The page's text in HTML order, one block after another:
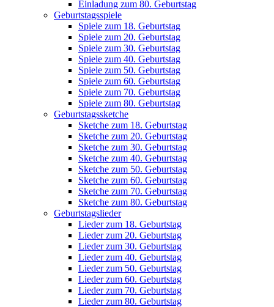
Einladung zum 80. Geburtstag
Geburtstagsspiele
Spiele zum 18. Geburtstag
Spiele zum 20. Geburtstag
Spiele zum 30. Geburtstag
Spiele zum 40. Geburtstag
Spiele zum 50. Geburtstag
Spiele zum 60. Geburtstag
Spiele zum 70. Geburtstag
Spiele zum 80. Geburtstag
Geburtstagssketche
Sketche zum 18. Geburtstag
Sketche zum 20. Geburtstag
Sketche zum 30. Geburtstag
Sketche zum 40. Geburtstag
Sketche zum 50. Geburtstag
Sketche zum 60. Geburtstag
Sketche zum 70. Geburtstag
Sketche zum 80. Geburtstag
Geburtstagslieder
Lieder zum 18. Geburtstag
Lieder zum 20. Geburtstag
Lieder zum 30. Geburtstag
Lieder zum 40. Geburtstag
Lieder zum 50. Geburtstag
Lieder zum 60. Geburtstag
Lieder zum 70. Geburtstag
Lieder zum 80. Geburtstag